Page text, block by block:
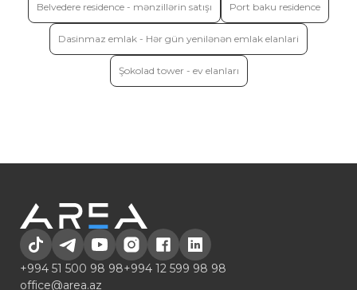
Belvedere residence - mənzillərin satışı Port baku residence
Dasinmaz emlak - Hər gün yenilənən emlak elanlari
Şokolad tower - ev elanları
+994 51 500 98 98+994 12 599 98 98
office@area.az